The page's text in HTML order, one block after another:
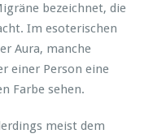
bezeichnet, die
Im esoterischen
Aura, manche
einer Person eine
Farbe sehen.
meist dem